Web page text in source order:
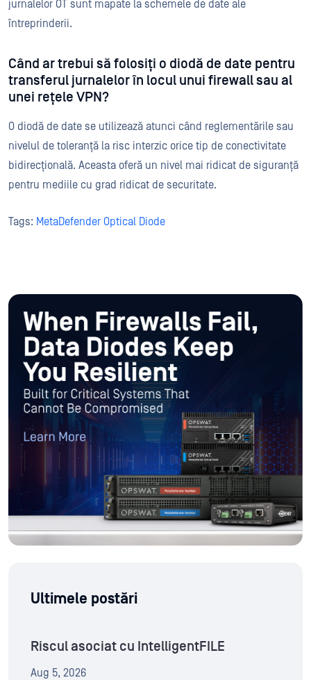
jurnalelor OT sunt mapate la schemele de date ale
întreprinderii.
Când ar trebui să folosiți o diodă de date pentru
transferul jurnalelor în locul unui firewall sau al
unei rețele VPN?
O diodă de date se utilizează atunci când reglementările sau
nivelul de toleranță la risc interzic orice tip de conectivitate
bidirecțională. Aceasta oferă un nivel mai ridicat de siguranță
pentru mediile cu grad ridicat de securitate.
Tags: MetaDefender Optical Diode
Ultimele postări
Riscul asociat cu IntelligentFILE
Aug 5, 2026